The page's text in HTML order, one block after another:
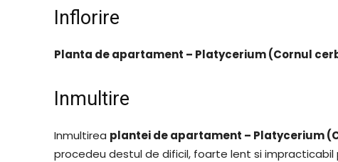
Inflorire
Planta de apartament – Platycerium (Cornul
Inmultire
Inmultirea plantei de apartament – Platycerium
procedeu destul de dificil, foarte lent si